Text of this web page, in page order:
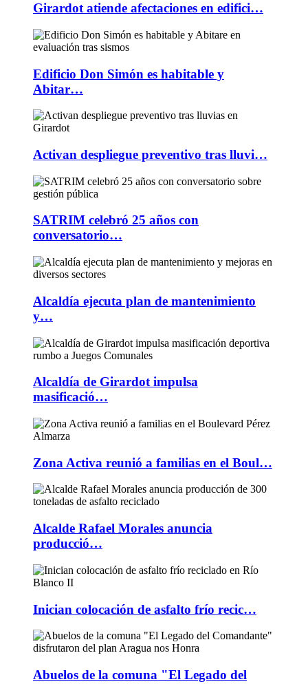
Girardot atiende afectaciones en edifici…
Edificio Don Simón es habitable y
Abitar…
Activan despliegue preventivo tras lluvi…
SATRIM celebró 25 años con
conversatorio…
Alcaldía ejecuta plan de mantenimiento
y…
Alcaldía de Girardot impulsa
masificació…
Zona Activa reunió a familias en el Boul…
Alcalde Rafael Morales anuncia
producció…
Inician colocación de asfalto frío recic…
Abuelos de la comuna "El Legado del